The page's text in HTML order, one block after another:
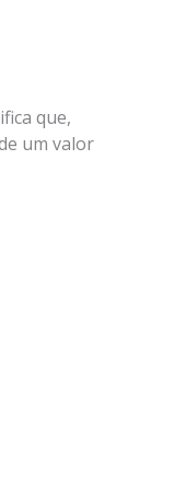
que,
um valor